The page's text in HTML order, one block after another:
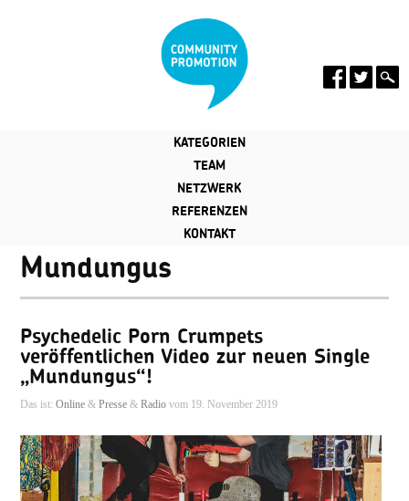
KATEGORIEN
TEAM
NETZWERK
REFERENZEN
KONTAKT
Mundungus
Psychedelic Porn Crumpets
veröffentlichen Video zur neuen Single
„Mundungus“!
Das ist: Online& Presse& Radiovom 19. November 2019